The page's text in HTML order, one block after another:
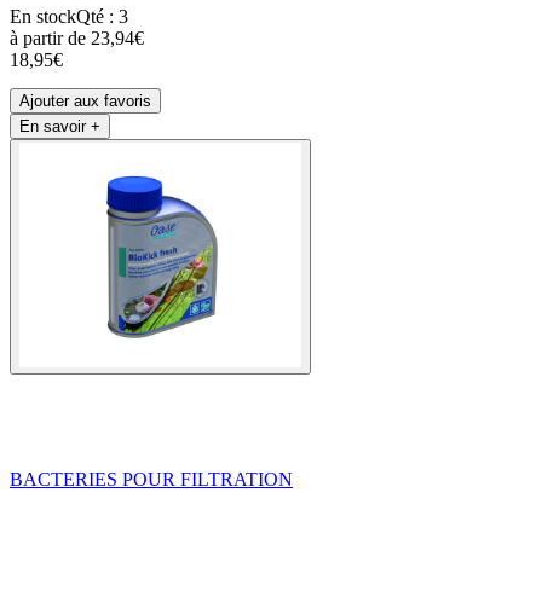
En stockQté : 3
à partir de 23,94€
18,95€
Ajouter aux favoris
En savoir +
BACTERIES POUR FILTRATION